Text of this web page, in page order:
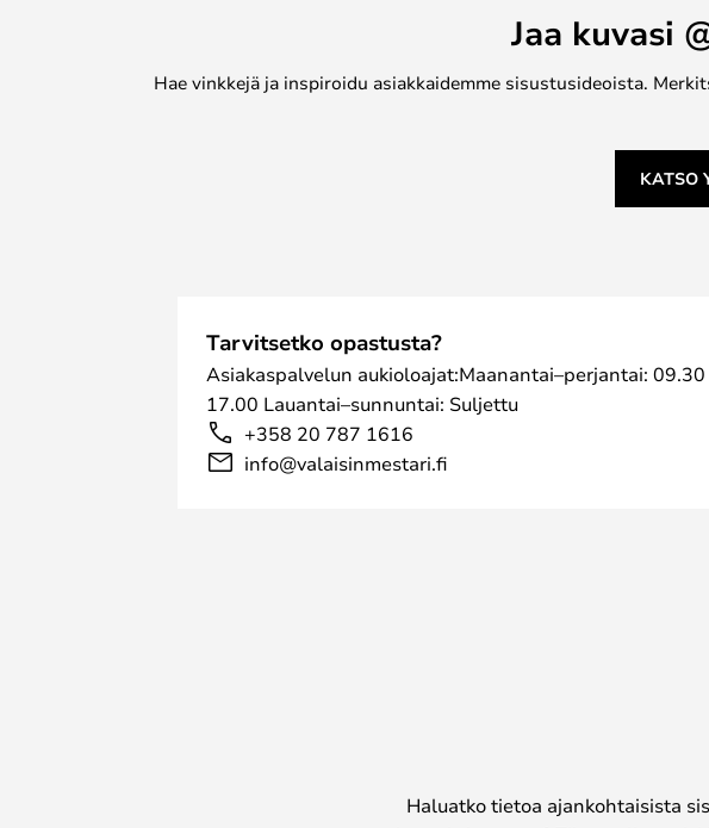
Jaa kuvasi
Hae vinkkejä ja inspiroidu asiakkaidemme sisustusideoista.
KATSO
Tarvitsetko opastusta?
Asiakaspalvelun aukioloajat:Maanantai–perjantai:
17.00 Lauantai–sunnuntai: Suljettu
+358 20 787 1616
info@valaisinmestari.fi
Haluatko tietoa ajankohtaisista